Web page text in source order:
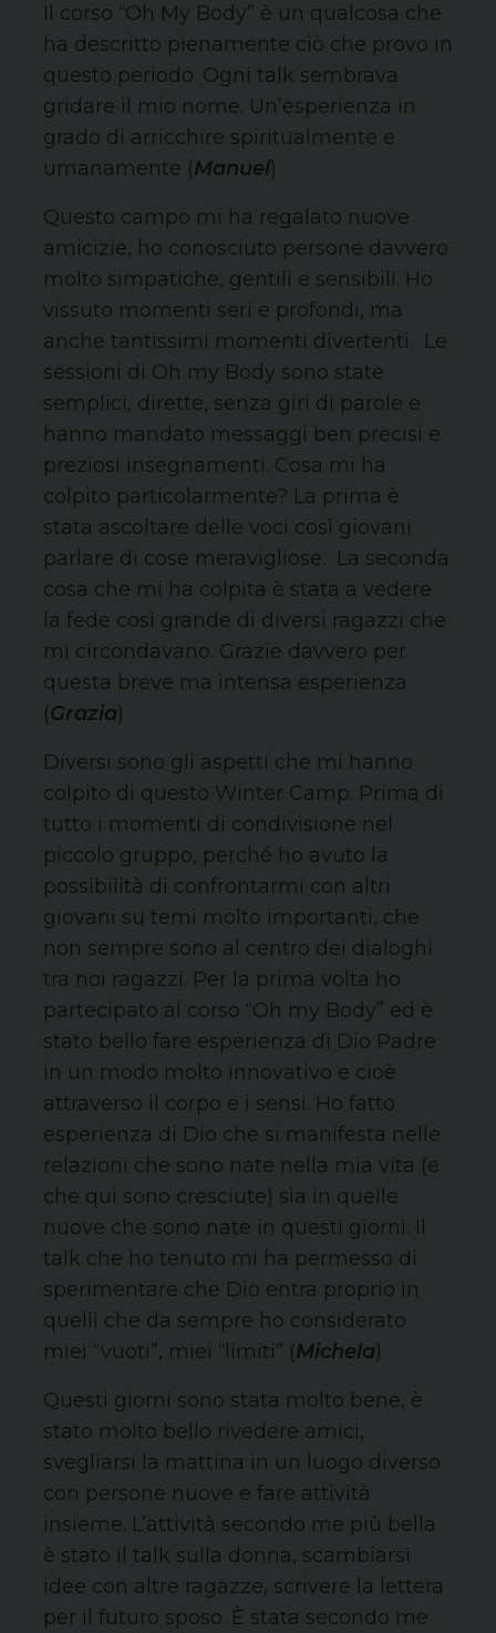
Il corso “Oh My Body” è un qualcosa che
ha descritto pienamente ciò che provo in
questo periodo. Ogni talk sembrava
gridare il mio nome. Un’esperienza in
grado di arricchire spiritualmente e
umanamente (Manuel)
Questo campo mi ha regalato nuove
amicizie, ho conosciuto persone davvero
molto simpatiche, gentili e sensibili. Ho
vissuto momenti seri e profondi, ma
anche tantissimi momenti divertenti. Le
sessioni di Oh my Body sono state
semplici, dirette, senza giri di parole e
hanno mandato messaggi ben precisi e
preziosi insegnamenti. Cosa mi ha
colpito particolarmente? La prima è
stata ascoltare delle voci così giovani
parlare di cose meravigliose. La seconda
cosa che mi ha colpita è stata a vedere
la fede così grande di diversi ragazzi che
mi circondavano. Grazie davvero per
questa breve ma intensa esperienza
(Grazia)
Diversi sono gli aspetti che mi hanno
colpito di questo Winter Camp. Prima di
tutto i momenti di condivisione nel
piccolo gruppo, perché ho avuto la
possibilità di confrontarmi con altri
giovani su temi molto importanti, che
non sempre sono al centro dei dialoghi
tra noi ragazzi. Per la prima volta ho
partecipato al corso “Oh my Body” ed è
stato bello fare esperienza di Dio Padre
in un modo molto innovativo e cioè
attraverso il corpo e i sensi. Ho fatto
esperienza di Dio che si manifesta nelle
relazioni che sono nate nella mia vita (e
che qui sono cresciute) sia in quelle
nuove che sono nate in questi giorni. Il
talk che ho tenuto mi ha permesso di
sperimentare che Dio entra proprio in
quelli che da sempre ho considerato
miei “vuoti”, miei “limiti” (Michela)
Questi giorni sono stata molto bene, è
stato molto bello rivedere amici,
svegliarsi la mattina in un luogo diverso
con persone nuove e fare attività
insieme. L’attività secondo me più bella
è stato il talk sulla donna, scambiarsi
idee con altre ragazze, scrivere la lettera
per il futuro sposo. È stata secondo me